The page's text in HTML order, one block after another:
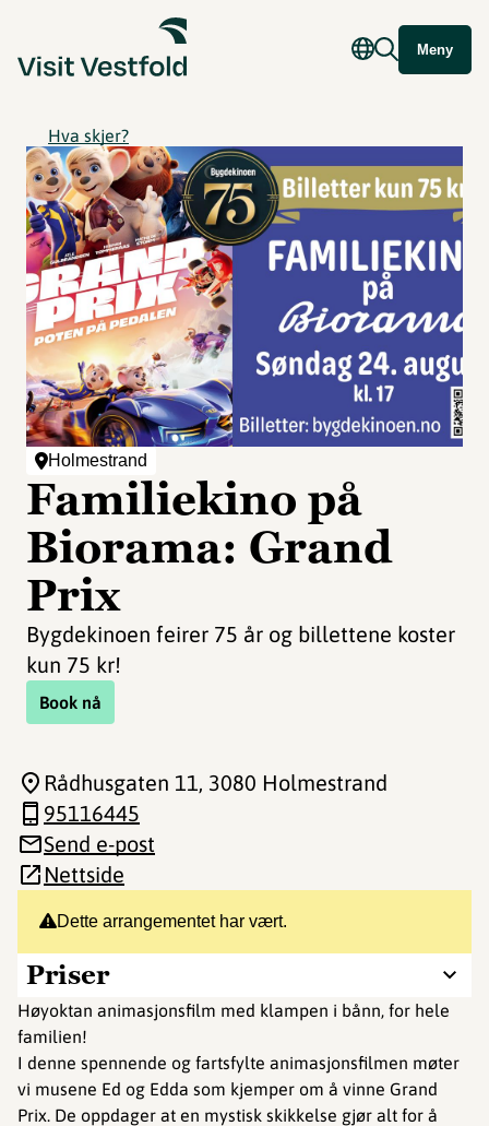
Meny
Hva skjer?
Holmestrand
Familiekino på
Biorama: Grand
Prix
Bygdekinoen feirer 75 år og billettene koster
kun 75 kr!
Book nå
Dette arrangementet har vært.
Priser
Høyoktan animasjonsfilm med klampen i bånn, for hele
familien!
I denne spennende og fartsfylte animasjonsfilmen møter
vi musene Ed og Edda som kjemper om å vinne Grand
Prix. De oppdager at en mystisk skikkelse gjør alt for å
Rådhusgaten 11, 3080 Holmestrand
95116445
Send e-post
Nettside